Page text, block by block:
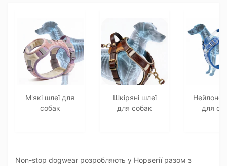
М'які шлеї для
собак
Шкіряні шлеї
для собак
для
Non-stop dogwear розробляють у Норвегії разом з